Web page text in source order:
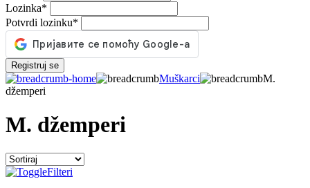
Lozinka*
Potvrdi lozinku*
Registruj se
Muškarci
M.
džemperi
M. džemperi
Filteri